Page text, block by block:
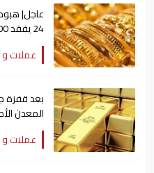
عاجل|
24 يفقد 700 جنيه دفعة واحدة
عملات
بعد قفزة
المعدن
عملات